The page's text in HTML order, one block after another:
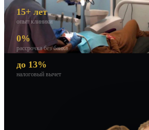
15+ лет
опыт клиники
0%
рассрочка без банка
до 13%
налоговый вычет